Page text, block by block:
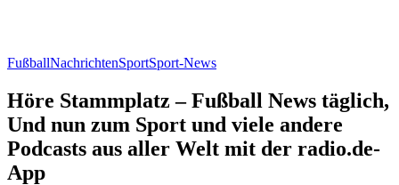
FußballNachrichtenSportSport-News
Höre Stammplatz – Fußball News täglich,
Und nun zum Sport und viele andere
Podcasts aus aller Welt mit der radio.de-
App